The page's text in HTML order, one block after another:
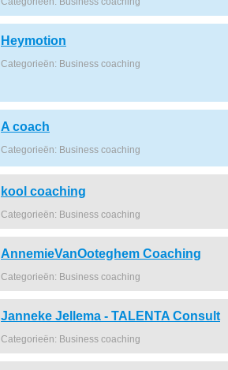
Heymotion
Categorieën: Business coaching
A coach
Categorieën: Business coaching
kool coaching
Categorieën: Business coaching
AnnemieVanOoteghem Coaching
Categorieën: Business coaching
Janneke Jellema - TALENTA Consult
Categorieën: Business coaching